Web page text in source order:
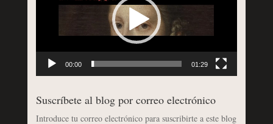
00:00 01:29
Suscríbete al blog por correo electrónico
Introduce tu correo electrónico para suscribirte a este blog